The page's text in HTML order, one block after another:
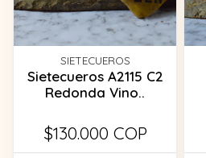
SIETECUEROS
Sietecueros A2115 C2
Redonda Vino..
$130.000 COP